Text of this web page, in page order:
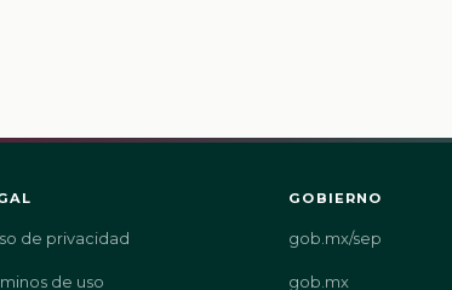
de privacidad
de uso
GOBIERNO
gob.mx/sep
gob.mx